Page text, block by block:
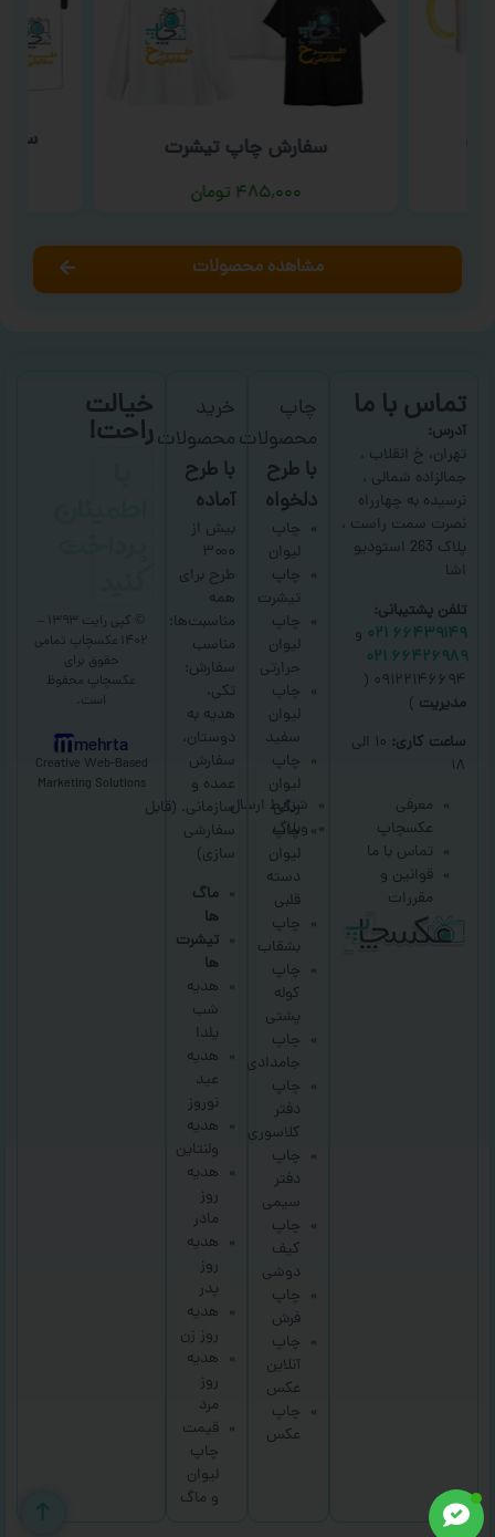
سفارش چاپ تیشرت
۴۸۵,۰۰۰ تومان
مشاهده محصولات
تماس با ما
آدرس:
تهران، خ انقلاب ،
جمالزاده شمالی ،
نرسیده به چهارراه
نصرت سمت راست ،
پلاک 263 استودیو
اشا
تلفن پشتیبانی:
۶۶۴۳۹۱۴۹ ۰۲۱
و
۶۶۴۲۶۹۸۹ ۰۲۱
۰۹۱۲۲۱۴۶۶۹۴ (
مدیریت )
ساعت کاری:
۱۰ الی
۱۸
معرفی
عکسچاپ
تماس با ما
قوانین و
مقررات
شرایط ارسال
وبلاگ
چاپ
محصولات
با طرح
دلخواه
چاپ
لیوان
چاپ
تیشرت
چاپ
لیوان
حرارتی
چاپ
لیوان
سفید
چاپ
لیوان
رنگی
چاپ
لیوان
دسته
قلبی
چاپ
بشقاب
چاپ
کوله
پشتی
چاپ
جامدادی
چاپ
دفتر
کلاسوری
چاپ
دفتر
سیمی
چاپ
کیف
دوشی
چاپ
فرش
چاپ
آنلاین
عکس
چاپ
عکس
خرید
محصولات
با طرح
آماده
بیش از
۳۰۰۰
طرح برای
همه
مناسبت‌ها؛
مناسب
سفارش:
تکی،
هدیه به
دوستان،
سفارش
عمده و
سازمانی. (قابل
سفارشی
سازی)
ماگ
ها
تیشرت
ها
هدیه
شب
یلدا
هدیه
عید
نوروز
هدیه
ولنتاین
هدیه
روز
مادر
هدیه
روز
پدر
هدیه
روز زن
هدیه
روز
مرد
قیمت
چاپ
لیوان
و ماگ
خیالت
راحت!
۱۴۰۲ عکسچاپ
تمامی
حقوق برای
عکسچاپ محفوظ
است.
mehrta
Creative Web-Based
Marketing Solutions